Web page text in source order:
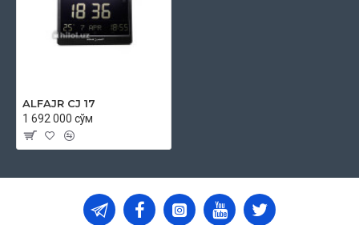
ALFAJR CJ 17
1 692 000 сўм